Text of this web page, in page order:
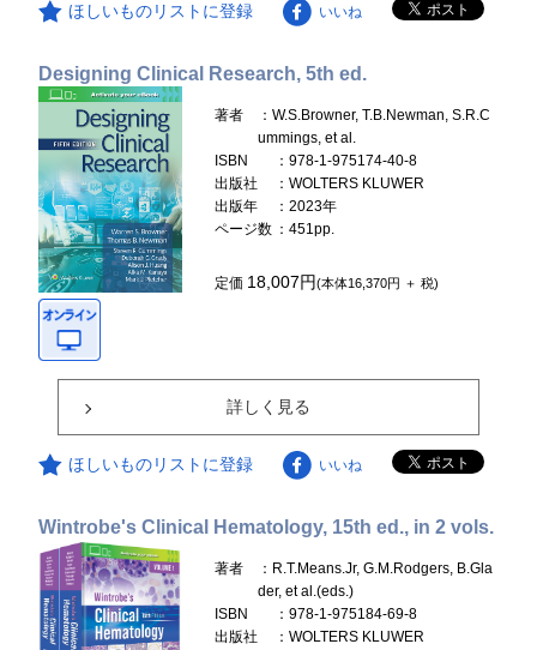
ほしいものリストに登録 いいね
Designing Clinical Research, 5th ed.
著者
：W.S.Browner, T.B.Newman, S.R.C
ummings, et al.
ISBN
：978-1-975174-40-8
出版社
：WOLTERS KLUWER
出版年
：2023年
ページ数 ：451pp.
定価 18,007円(本体16,370円 ＋ 税)
詳しく見る
ほしいものリストに登録 いいね
Wintrobe's Clinical Hematology, 15th ed., in 2 vols.
著者
：R.T.Means.Jr, G.M.Rodgers, B.Gla
der, et al.(eds.)
ISBN
：978-1-975184-69-8
出版社
：WOLTERS KLUWER